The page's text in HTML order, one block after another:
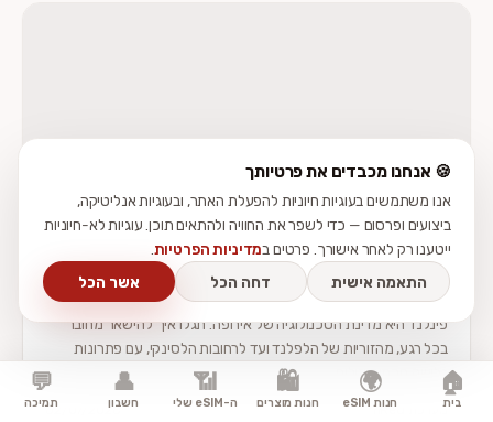
מדריכי יעדים
פינלנד בעיניים פתוחות: מדריך הגלישה והתקשורת
לנוסע הישראלי
פינלנד היא מדינת הטכנולוגיה של אירופה. תגלו איך להישאר מחובר
בכל רגע, מהזוריות של הלפלנד ועד לרחובות הלסינקי, עם פתרונות
גלישה חכמים וזולים.
מערכת nRed 02/07/2026
🍪 אנחנו מכבדים את פרטיותך
אנו משתמשים בעוגיות חיוניות להפעלת האתר, ובעוגיות אנליטיקה,
ביצועים ופרסום — כדי לשפר את החוויה ולהתאים תוכן. עוגיות לא-חיוניות
ייטענו רק לאחר אישורך. פרטים במדיניות הפרטיות.
התאמה אישית
דחה הכל אשר הכל
🏠
בית
🌍
חנות eSIM
🛍️
חנות מוצרים
📶
ה-eSIM שלי
👤
חשבון
💬
תמיכה